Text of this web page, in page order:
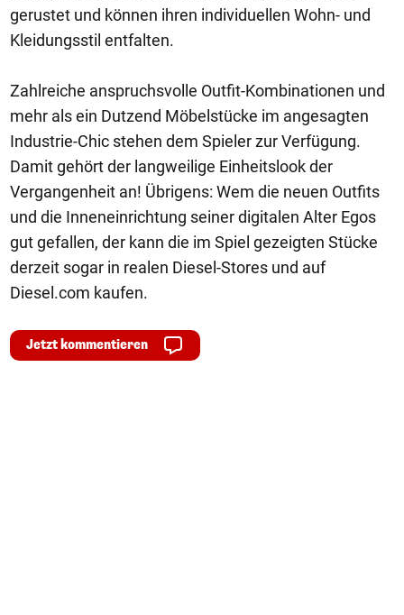
gerustet und können ihren individuellen Wohn- und
Kleidungsstil entfalten.
Zahlreiche anspruchsvolle Outfit-Kombinationen und
mehr als ein Dutzend Möbelstücke im angesagten
Industrie-Chic stehen dem Spieler zur Verfügung.
Damit gehört der langweilige Einheitslook der
Vergangenheit an! Übrigens: Wem die neuen Outfits
und die Inneneinrichtung seiner digitalen Alter Egos
gut gefallen, der kann die im Spiel gezeigten Stücke
derzeit sogar in realen Diesel-Stores und auf
Diesel.com kaufen.
Jetzt kommentieren